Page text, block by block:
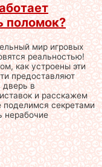
поломок?
мир игровых
реальностью!
как устроены эти
предоставляют
дверь в
и расскажем
поделимся секретами
нерабочие